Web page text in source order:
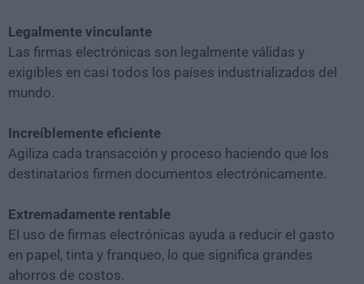
Legalmente vinculante
Las firmas electrónicas son legalmente válidas y
exigibles en casi todos los países industrializados del
mundo.
Increíblemente eficiente
Agiliza cada transacción y proceso haciendo que los
destinatarios firmen documentos electrónicamente.
Extremadamente rentable
El uso de firmas electrónicas ayuda a reducir el gasto
en papel, tinta y franqueo, lo que significa grandes
ahorros de costos.